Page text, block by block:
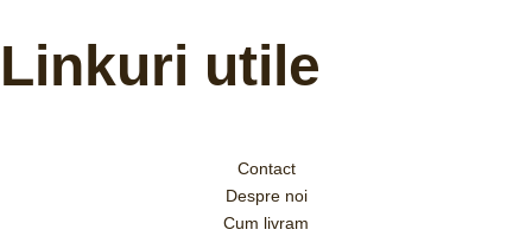
Linkuri utile
Contact
Despre noi
Cum livram